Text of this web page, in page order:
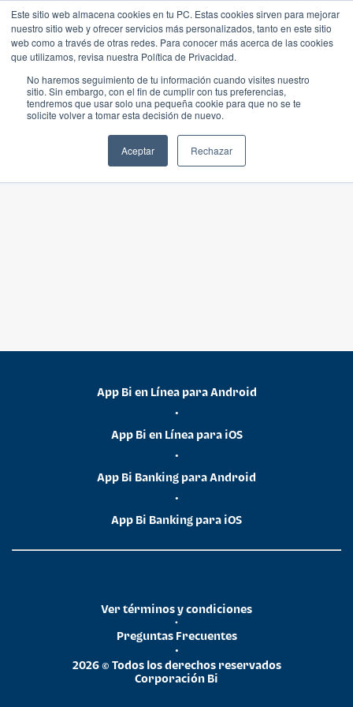
Este sitio web almacena cookies en tu PC. Estas cookies sirven para mejorar
nuestro sitio web y ofrecer servicios más personalizados, tanto en este sitio
web como a través de otras redes. Para conocer más acerca de las cookies
que utilizamos, revisa nuestra Política de Privacidad.
No haremos seguimiento de tu información cuando visites nuestro
sitio. Sin embargo, con el fin de cumplir con tus preferencias,
tendremos que usar solo una pequeña cookie para que no se te
solicite volver a tomar esta decisión de nuevo.
Aceptar Rechazar
App Bi en Línea para Android
•
App Bi en Línea para iOS
•
App Bi Banking para Android
•
App Bi Banking para iOS
2026 © Todos los derechos reservados
Corporación Bi
•
Preguntas Frecuentes
•
Ver términos y condiciones